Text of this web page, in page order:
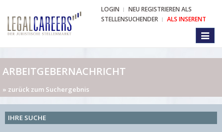
LOGIN
NEU REGISTRIEREN ALS
STELLENSUCHENDER
ALS INSERENT
ARBEITGEBERNACHRICHT
» zurück zum Suchergebnis
IHRE SUCHE